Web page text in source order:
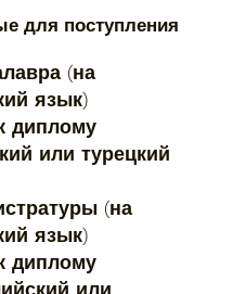
для поступления
(на
язык)
диплому
или турецкий
(на
язык)
диплому
или